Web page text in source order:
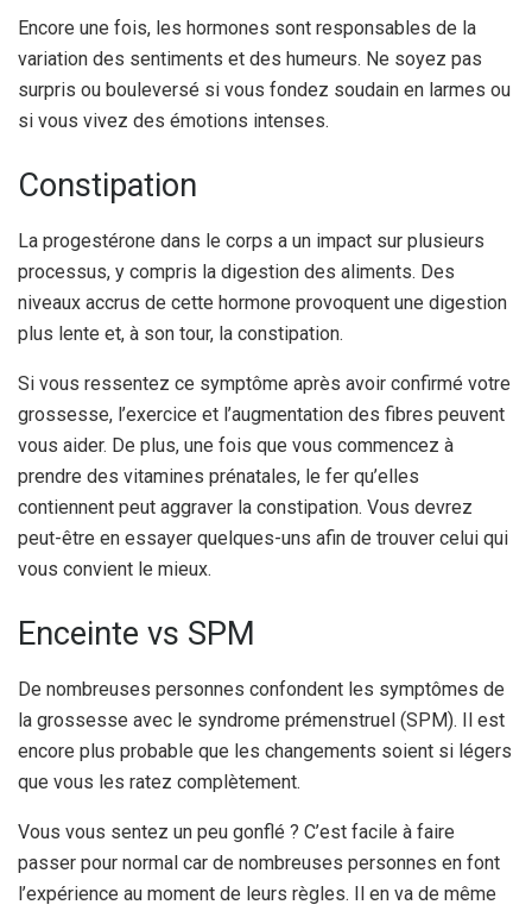
Encore une fois, les hormones sont responsables de la
variation des sentiments et des humeurs. Ne soyez pas
surpris ou bouleversé si vous fondez soudain en larmes ou
si vous vivez des émotions intenses.
Constipation
La progestérone dans le corps a un impact sur plusieurs
processus, y compris la digestion des aliments. Des
niveaux accrus de cette hormone provoquent une digestion
plus lente et, à son tour, la constipation.
Si vous ressentez ce symptôme après avoir confirmé votre
grossesse, l’exercice et l’augmentation des fibres peuvent
vous aider. De plus, une fois que vous commencez à
prendre des vitamines prénatales, le fer qu’elles
contiennent peut aggraver la constipation. Vous devrez
peut-être en essayer quelques-uns afin de trouver celui qui
vous convient le mieux.
Enceinte vs SPM
De nombreuses personnes confondent les symptômes de
la grossesse avec le syndrome prémenstruel (SPM). Il est
encore plus probable que les changements soient si légers
que vous les ratez complètement.
Vous vous sentez un peu gonflé ? C’est facile à faire
passer pour normal car de nombreuses personnes en font
l’expérience au moment de leurs règles. Il en va de même